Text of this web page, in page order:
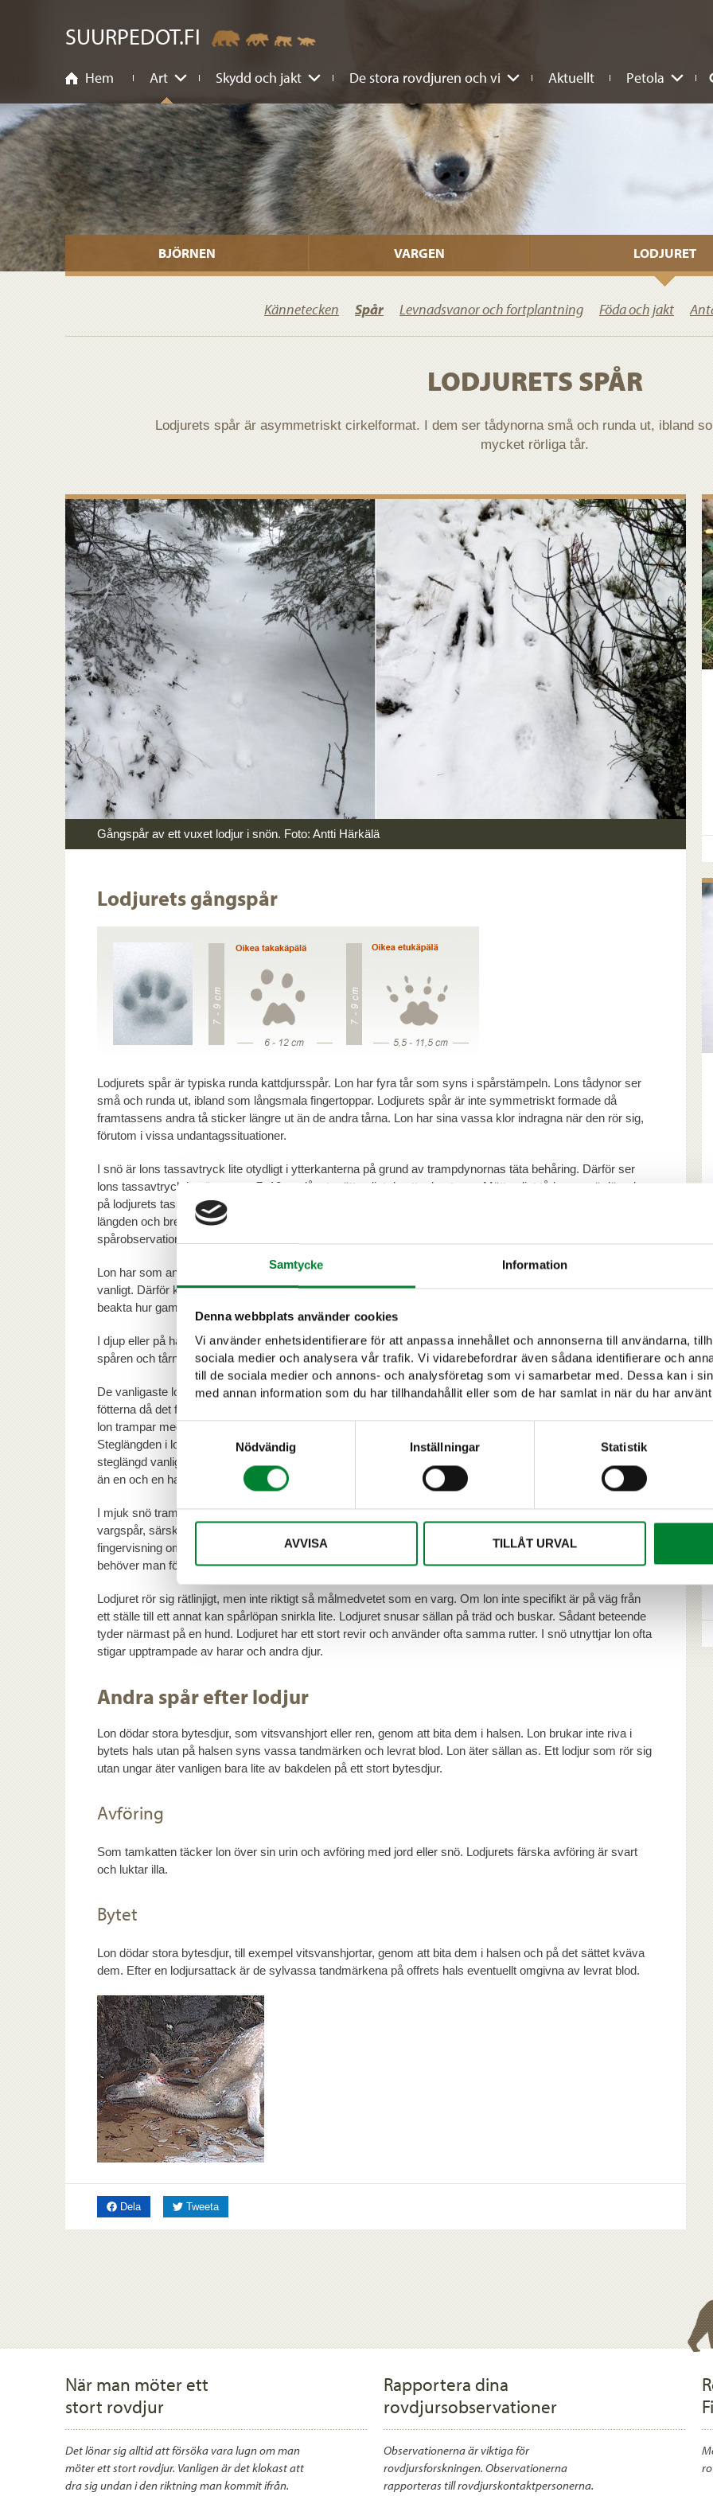
Samtycke Information
Denna webbplats använder cookies
Vi använder enhetsidentifierare för att anpassa innehållet och annonserna till användarna,
sociala medier och analysera vår trafik. Vi vidarebefordrar även sådana identifierare och
till de sociala medier och annons- och analysföretag som vi samarbetar med. Dessa kan i
med annan information som du har tillhandahållit eller som de har samlat in när du har
Samtyckesval
Nödvändig
Inställningar Statistik
AVVISA TILLÅT URVAL
SUURPEDOT.FI
Hem Art Skydd och jakt De stora rovdjuren och vi Aktuellt Petola
BJÖRNEN VARGEN LODJURET
Kännetecken Spår Levnadsvanor och fortplantning Föda och jakt
LODJURETS SPÅR
Lodjurets spår är asymmetriskt cirkelformat. I dem ser tådynorna små och runda ut, ibland
mycket rörliga tår.
Gångspår av ett vuxet lodjur i snön. Foto: Antti Härkälä
Lodjurets gångspår
Lodjurets spår är typiska runda kattdjursspår. Lon har fyra tår som syns i spårstämpeln. Lons tådynor ser
små och runda ut, ibland som långsmala fingertoppar. Lodjurets spår är inte symmetriskt formade då
framtassens andra tå sticker längre ut än de andra tårna. Lon har sina vassa klor indragna när den rör sig,
förutom i vissa undantagssituationer.
I snö är lons tassavtryck lite otydligt i ytterkanterna på grund av trampdynornas täta behåring. Därför ser
lons tassavtryck i snö stort ut, 7–12 cm långt mätt enligt de yttre kanterna. Mätt enligt tådynorna är längden
på lodjurets tassavtryck däremot 7–9 cm. För att fastställa åldersklass fungerar ett spårs bredd bättre än
längden och bredden är också en central förtydligande uppgift som rovdjurskontaktpersonerna för in om
spårobservationer i det elektroniska Tassu-systemet.
Lon har som andra kattdjur mycket rörliga tår. Om lon sträcker på tårna ordentligt blir spåret bredare än
vanligt. Därför kan det vara missvisande att bedöma ett lodjurs storlek utifrån spåren och det är viktigt att
beakta hur gamla spåren är samt hur djuret rört sig och på vilket underlag före man drar några slutsatser.
I djup eller på hård snö använder lon klorna för att få bättre grepp. Då syns kloavtrycken undantagsvist på
spåren och tårna spretar. På spåret syns ändå trampdynornas asymmetri.
De vanligaste lospåren är gångspår. Lodjuret travar också vanligen. Ibland ser spåret ut som om lon släpat
fötterna då det från spårstämpeln blir ett streck i skaren. När lon travar syns två likriktade fåror i snön och
lon trampar med fram- och baktassen i samma spår. På fast underlag syns lons trampdynor tydligt åtskilda.
Steglängden i lons gångspår är 80–110 cm, vilket är betydligt kortare än hos vargen. Vid trav är lons
steglängd vanligen 130–150 cm, men beroende på djurets storlek och hastighet kan det ibland vara längre
än en och en halv meter.
I mjuk snö trampar lodjuret med fram- och baktassen i samma spår. Då kan man ta lodjurets spår för
vargspår, särskilt om det snöat på dem. Då kan mätning av steglängden och en längre spårning ge en
fingervisning om vilket djur som varit framme. I mjuk snö syns inte alltid trampdynornas mönster och då
behöver man följa spåren tills man hittar en tydlig spårstämpel.
Lodjuret rör sig rätlinjigt, men inte riktigt så målmedvetet som en varg. Om lon inte specifikt är på väg från
ett ställe till ett annat kan spårlöpan snirkla lite. Lodjuret snusar sällan på träd och buskar. Sådant beteende
tyder närmast på en hund. Lodjuret har ett stort revir och använder ofta samma rutter. I snö utnyttjar lon ofta
stigar upptrampade av harar och andra djur.
Andra spår efter lodjur
Lon dödar stora bytesdjur, som vitsvanshjort eller ren, genom att bita dem i halsen. Lon brukar inte riva i
bytets hals utan på halsen syns vassa tandmärken och levrat blod. Lon äter sällan as. Ett lodjur som rör sig
utan ungar äter vanligen bara lite av bakdelen på ett stort bytesdjur.
Avföring
Som tamkatten täcker lon över sin urin och avföring med jord eller snö. Lodjurets färska avföring är svart
och luktar illa.
Bytet
Lon dödar stora bytesdjur, till exempel vitsvanshjortar, genom att bita dem i halsen och på det sättet kväva
dem. Efter en lodjursattack är de sylvassa tandmärkena på offrets hals eventuellt omgivna av levrat blod.
Delapå FacebookTweetapå Twitter
När man möter ett
stort rovdjur
Det lönar sig alltid att försöka vara lugn om man
möter ett stort rovdjur. Vanligen är det klokast att
dra sig undan i den riktning man kommit ifrån.
Rapportera dina
rovdjursobservationer
Observationerna är viktiga för
rovdjursforskningen. Observationerna
rapporteras till rovdjurskontaktpersonerna.